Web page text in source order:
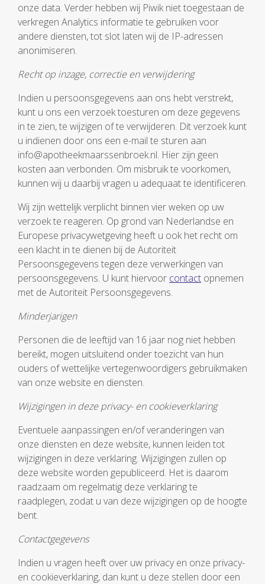
onze data. Verder hebben wij Piwik niet toegestaan de
verkregen Analytics informatie te gebruiken voor
andere diensten, tot slot laten wij de IP-adressen
anonimiseren.
Recht op inzage, correctie en verwijdering
Indien u persoonsgegevens aan ons hebt verstrekt,
kunt u ons een verzoek toesturen om deze gegevens
in te zien, te wijzigen of te verwijderen. Dit verzoek kunt
u indienen door ons een e-mail te sturen aan
info@apotheekmaarssenbroek.nl. Hier zijn geen
kosten aan verbonden. Om misbruik te voorkomen,
kunnen wij u daarbij vragen u adequaat te identificeren.
Wij zijn wettelijk verplicht binnen vier weken op uw
verzoek te reageren. Op grond van Nederlandse en
Europese privacywetgeving heeft u ook het recht om
een klacht in te dienen bij de Autoriteit
Persoonsgegevens tegen deze verwerkingen van
persoonsgegevens. U kunt hiervoor contact opnemen
met de Autoriteit Persoonsgegevens.
Minderjarigen
Personen die de leeftijd van 16 jaar nog niet hebben
bereikt, mogen uitsluitend onder toezicht van hun
ouders of wettelijke vertegenwoordigers gebruikmaken
van onze website en diensten.
Wijzigingen in deze privacy- en cookieverklaring
Eventuele aanpassingen en/of veranderingen van
onze diensten en deze website, kunnen leiden tot
wijzigingen in deze verklaring. Wijzigingen zullen op
deze website worden gepubliceerd. Het is daarom
raadzaam om regelmatig deze verklaring te
raadplegen, zodat u van deze wijzigingen op de hoogte
bent.
Contactgegevens
Indien u vragen heeft over uw privacy en onze privacy-
en cookieverklaring, dan kunt u deze stellen door een